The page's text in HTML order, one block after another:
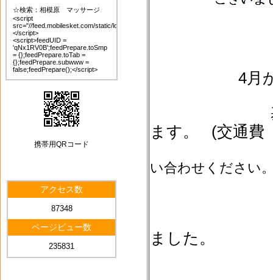
4月
ます。 (交通
い合わせください
ました。
☆検索：相模原 マッサージ
<script
src="//feed.mobilesket.com/static/loader.js">
</script>
<script>feedUID =
'qNx1RV0B';feedPrepare.toSmp
= {};feedPrepare.toTab =
{};feedPrepare.subwww =
false;feedPrepare();</script>
携帯用QRコード
アクセス数
87348
ページビュー数
235831